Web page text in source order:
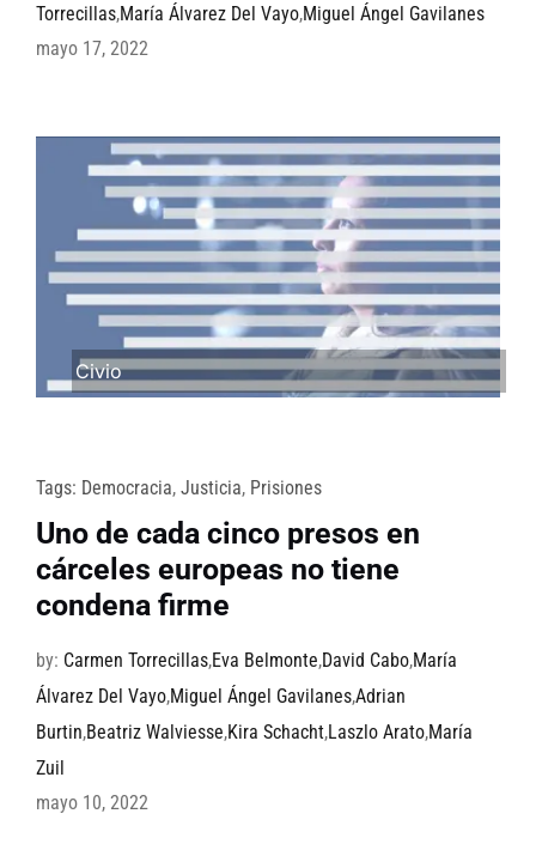
Torrecillas,María Álvarez Del Vayo,Miguel Ángel Gavilanes
mayo 17, 2022
Civio
Tags: Democracia, Justicia, Prisiones
Uno de cada cinco presos en
cárceles europeas no tiene
condena firme
by: Carmen Torrecillas,Eva Belmonte,David Cabo,María
Álvarez Del Vayo,Miguel Ángel Gavilanes,Adrian
Burtin,Beatriz Walviesse,Kira Schacht,Laszlo Arato,María
Zuil
mayo 10, 2022